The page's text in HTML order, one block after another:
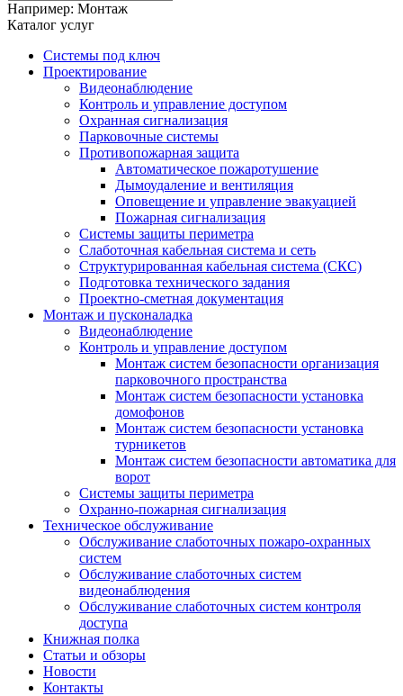
Например: Монтаж
Каталог услуг
Системы под ключ
Проектирование
Видеонаблюдение
Контроль и управление доступом
Охранная сигнализация
Парковочные системы
Противопожарная защита
Автоматическое пожаротушение
Дымоудаление и вентиляция
Оповещение и управление эвакуацией
Пожарная сигнализация
Системы защиты периметра
Слаботочная кабельная система и сеть
Структурированная кабельная система (СКС)
Подготовка технического задания
Проектно-сметная документация
Монтаж и пусконаладка
Видеонаблюдение
Контроль и управление доступом
Монтаж систем безопасности организация
парковочного пространства
Монтаж систем безопасности установка
домофонов
Монтаж систем безопасности установка
турникетов
Монтаж систем безопасности автоматика для
ворот
Системы защиты периметра
Охранно-пожарная сигнализация
Техническое обслуживание
Обслуживание слаботочных пожаро-охранных
систем
Обслуживание слаботочных систем
видеонаблюдения
Обслуживание слаботочных систем контроля
доступа
Книжная полка
Статьи и обзоры
Новости
Контакты